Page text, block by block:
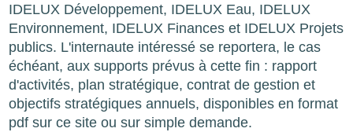
IDELUX Développement, IDELUX Eau, IDELUX
Environnement, IDELUX Finances et IDELUX Projets
publics. L'internaute intéressé se reportera, le cas
échéant, aux supports prévus à cette fin : rapport
d'activités, plan stratégique, contrat de gestion et
objectifs stratégiques annuels, disponibles en format
pdf sur ce site ou sur simple demande.